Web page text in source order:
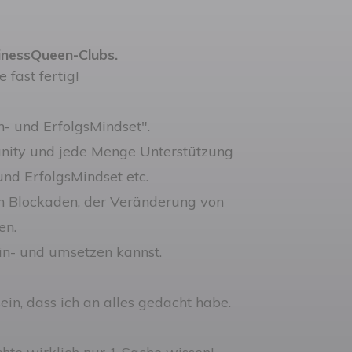
Clubs.
fast fertig!
und ErfolgsMindset".
und jede Menge Unterstützung
ErfolgsMindset etc.
der Veränderung von
und umsetzen kannst.
dass ich an alles gedacht habe.